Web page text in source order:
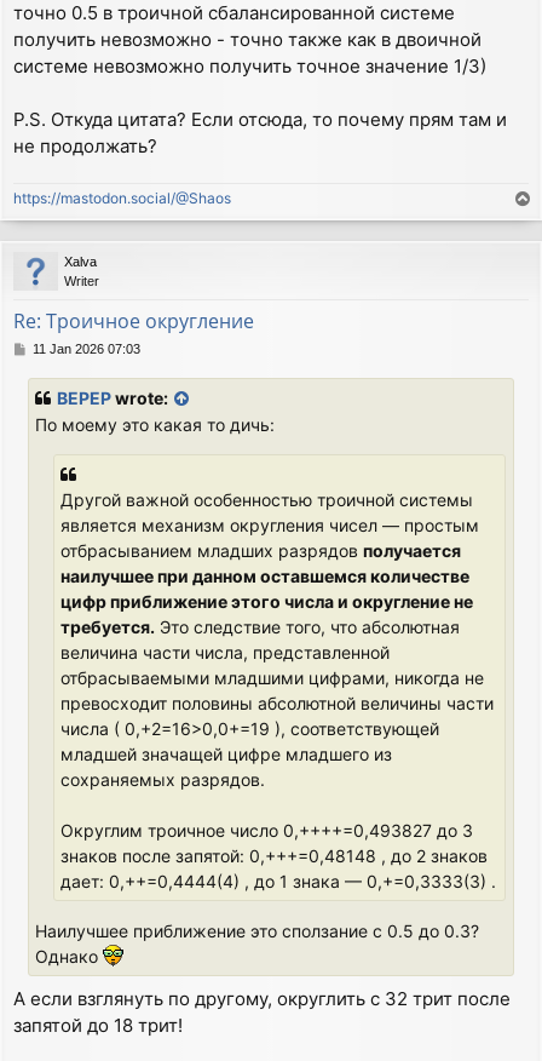
точно 0.5 в троичной сбалансированной системе
получить невозможно - точно также как в двоичной
системе невозможно получить точное значение 1/3)
P.S. Откуда цитата? Если отсюда, то почему прям там и
не продолжать?
https://mastodon.social/@Shaos
o
p
Xalva
Writer
Re: Троичное округление
P11 Jan 2026 07:03
BEPEPwrote:
По моему это какая то дичь:
Другой важной особенностью троичной системы
является механизм округления чисел — простым
отбрасыванием младших разрядов получается
наилучшее при данном оставшемся количестве
цифр приближение этого числа и округление не
требуется. Это следствие того, что абсолютная
величина части числа, представленной
отбрасываемыми младшими цифрами, никогда не
превосходит половины абсолютной величины части
числа ( 0,+2=16>0,0+=19 ), соответствующей
младшей значащей цифре младшего из
сохраняемых разрядов.
Округлим троичное число 0,++++=0,493827 до 3
знаков после запятой: 0,+++=0,48148 , до 2 знаков
дает: 0,++=0,4444(4) , до 1 знака — 0,+=0,3333(3) .
Наилучшее приближение это сползание с 0.5 до 0.3?
Однако
А если взглянуть по другому, округлить с 32 трит после
запятой до 18 трит!